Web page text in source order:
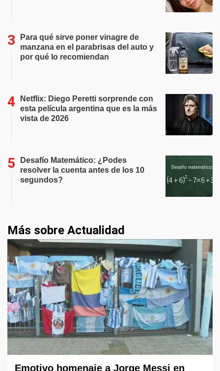
Para qué sirve poner vinagre de
manzana en el parabrisas del auto y
por qué lo recomiendan
Netflix: Diego Peretti sorprende con
esta película argentina que es la más
vista de 2026
Desafío Matemático: ¿Podes
resolver la cuenta antes de los 10
segundos?
Más sobre Actualidad
Emotivo homenaje a Jorge Messi en